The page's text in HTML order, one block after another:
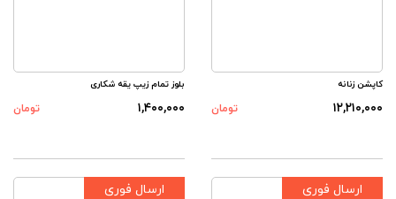
کاپشن زنانه
۱۲,۲۱۰,۰۰۰ تومان
بلوز تمام زیپ یقه شکاری
۱,۴۰۰,۰۰۰ تومان
ارسال فوری ارسال فوری